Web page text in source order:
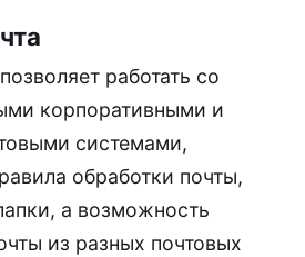
работать со
корпоративными и
системами,
обработки почты,
а возможность
из разных почтовых